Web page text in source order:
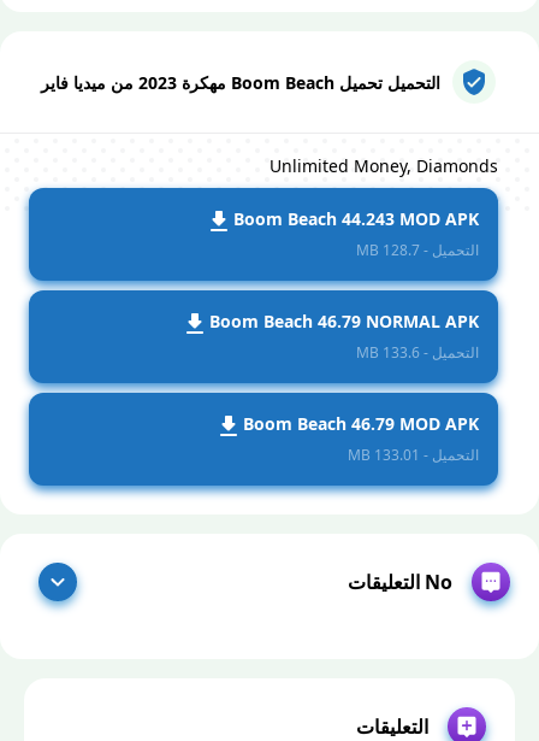
التحميل تحميل Boom Beach مهكرة 2023 من ميديا فاير
Unlimited Money, Diamonds
Boom Beach 44.243 MOD APK
التحميل - 128.7 MB
Boom Beach 46.79 NORMAL APK
التحميل - 133.6 MB
Boom Beach 46.79 MOD APK
التحميل - 133.01 MB
No التعليقات
التعليقات